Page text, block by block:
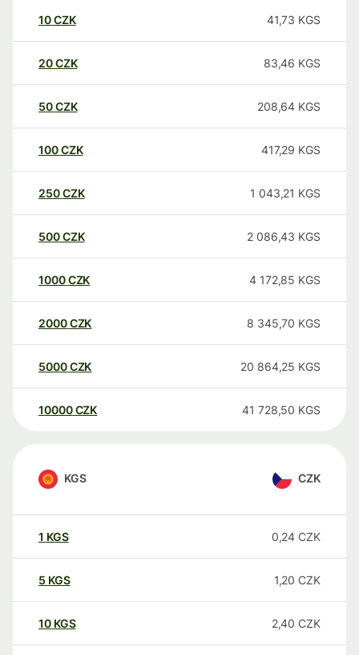
10CZK 41,73 KGS
20CZK 83,46 KGS
50CZK 208,64 KGS
100CZK 417,29 KGS
250CZK 1 043,21 KGS
500CZK 2 086,43 KGS
1000CZK 4 172,85 KGS
2000CZK 8 345,70 KGS
5000CZK 20 864,25 KGS
10000 CZK 41 728,50 KGS
KGS CZK
1 KGS 0,24 CZK
5 KGS 1,20 CZK
10 KGS 2,40 CZK